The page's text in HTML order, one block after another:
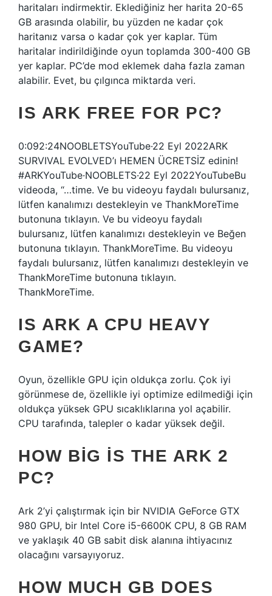
haritaları indirmektir. Eklediğiniz her harita 20-65
GB arasında olabilir, bu yüzden ne kadar çok
haritanız varsa o kadar çok yer kaplar. Tüm
haritalar indirildiğinde oyun toplamda 300-400 GB
yer kaplar. PC’de mod eklemek daha fazla zaman
alabilir. Evet, bu çılgınca miktarda veri.
IS ARK FREE FOR PC?
0:092:24NOOBLETSYouTube·22 Eyl 2022ARK
SURVIVAL EVOLVED’ı HEMEN ÜCRETSİZ edinin!
#ARKYouTube·NOOBLETS·22 Eyl 2022YouTubeBu
videoda, “…time. Ve bu videoyu faydalı bulursanız,
lütfen kanalımızı destekleyin ve ThankMoreTime
butonuna tıklayın. Ve bu videoyu faydalı
bulursanız, lütfen kanalımızı destekleyin ve Beğen
butonuna tıklayın. ThankMoreTime. Bu videoyu
faydalı bulursanız, lütfen kanalımızı destekleyin ve
ThankMoreTime butonuna tıklayın.
ThankMoreTime.
IS ARK A CPU HEAVY
GAME?
Oyun, özellikle GPU için oldukça zorlu. Çok iyi
görünmese de, özellikle iyi optimize edilmediği için
oldukça yüksek GPU sıcaklıklarına yol açabilir.
CPU tarafında, talepler o kadar yüksek değil.
HOW BIG IS THE ARK 2
PC?
Ark 2’yi çalıştırmak için bir NVIDIA GeForce GTX
980 GPU, bir Intel Core i5-6600K CPU, 8 GB RAM
ve yaklaşık 40 GB sabit disk alanına ihtiyacınız
olacağını varsayıyoruz.
HOW MUCH GB DOES